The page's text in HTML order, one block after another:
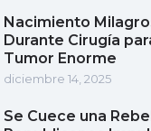
Nacimiento
Durante Cirugía
Tumor Enorme
diciembre 14, 2025
Se Cuece una